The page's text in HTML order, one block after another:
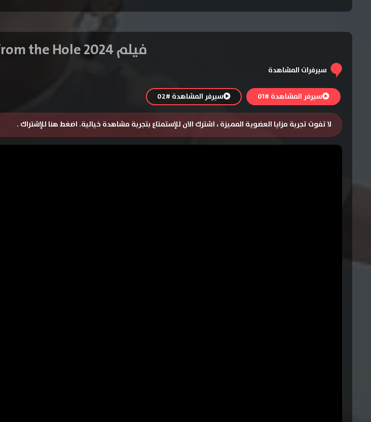
فيلم Songs from the Hole 2024 مترجم
سيرفرات المشاهدة
سيرفر المشاهدة #01 سيرفر المشاهدة #02
لا تفوت تجربة مزايا العضوية المميزة ، اشترك الان للإستمتاع بتجربة مشاهدة خيالية. اضغط هنا للإشتراك .